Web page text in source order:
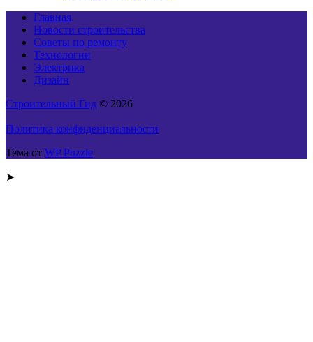
Главная
Новости строительства
Советы по ремонту
Технологии
Электрика
Дизайн
Строительный Гид © 2026
Политика конфиденциальности
Тема от WP Puzzle
➤